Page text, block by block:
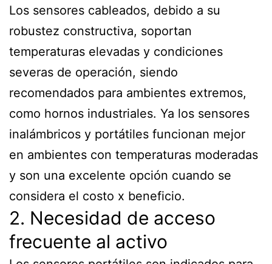
Los sensores cableados, debido a su
robustez constructiva, soportan
temperaturas elevadas y condiciones
severas de operación, siendo
recomendados para ambientes extremos,
como hornos industriales. Ya los sensores
inalámbricos y portátiles funcionan mejor
en ambientes con temperaturas moderadas
y son una excelente opción cuando se
considera el costo x beneficio.
2. Necesidad de acceso
frecuente al activo